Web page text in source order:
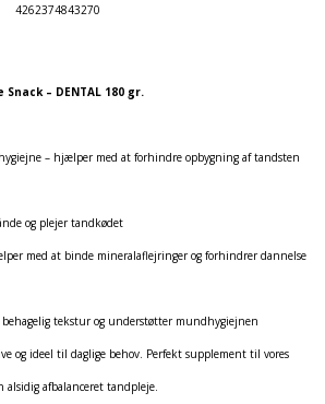
4262374843270
Snack – DENTAL 180 gr.
– hjælper med at forhindre opbygning af tandsten
og plejer tandkødet
med at binde mineralaflejringer og forhindrer dannelse
behagelig tekstur og understøtter mundhygiejnen
og ideel til daglige behov. Perfekt supplement til vores
alsidig afbalanceret tandpleje.